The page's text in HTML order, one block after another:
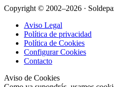
Copyright © 2002–2026 ·
Aviso Legal
Política de privacidad
Política de Cookies
Configurar Cookies
Contacto
Aviso de Cookies